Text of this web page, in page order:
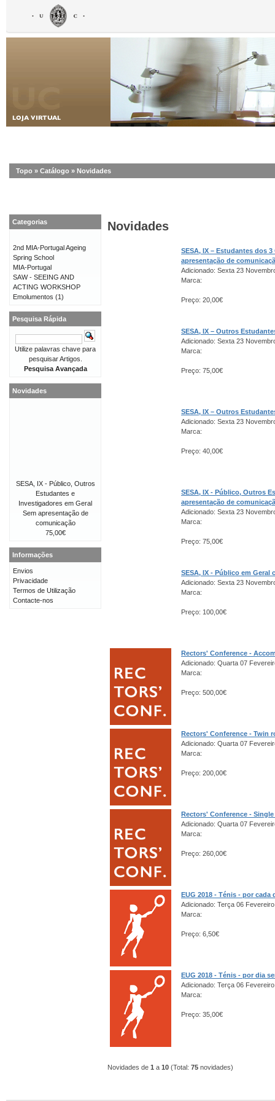
Topo » Catálogo » Novidades
Novidades
SESA, IX – Estudantes dos
apresentação de
Adicionado: Sexta 23
Marca:
Preço: 20,00€
SESA, IX – Outros
Adicionado: Sexta 23
Marca:
Preço: 75,00€
SESA, IX – Outros
Adicionado: Sexta 23
Marca:
Preço: 40,00€
SESA, IX - Público, Outros
apresentação de
Adicionado: Sexta 23
Marca:
Preço: 75,00€
SESA, IX - Público em
Adicionado: Sexta 23
Marca:
Preço: 100,00€
Rectors' Conference -
Adicionado: Quarta 07
Marca:
Preço: 500,00€
Rectors' Conference - Twin
Adicionado: Quarta 07
Marca:
Preço: 200,00€
Rectors' Conference -
Adicionado: Quarta 07
Marca:
Preço: 260,00€
EUG 2018 - Ténis - por
Adicionado: Terça 06
Marca:
Preço: 6,50€
EUG 2018 - Ténis - por dia
Adicionado: Terça 06
Marca:
Preço: 35,00€
Novidades de 1 a 10 (Total: 75 novidades)
Categorias
2nd MIA-Portugal Ageing
Spring School
MIA-Portugal
SAW - SEEING AND
ACTING WORKSHOP
Emolumentos (1)
Pesquisa Rápida
Utilize palavras chave para
pesquisar Artigos.
Pesquisa Avançada
Novidades
SESA, IX - Público, Outros
Estudantes e
Investigadores em Geral
Sem apresentação de
comunicação
75,00€
Informações
Envios
Privacidade
Termos de Utilização
Contacte-nos